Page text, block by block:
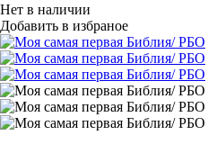
Нет в наличии
Добавить в избраное